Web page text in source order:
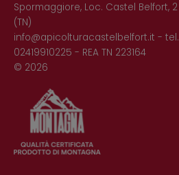
Spormaggiore, Loc. Castel Belfort, 2
(TN)
info@apicolturacastelbelfort.it - tel.
02419910225 - REA TN 223164
© 2026